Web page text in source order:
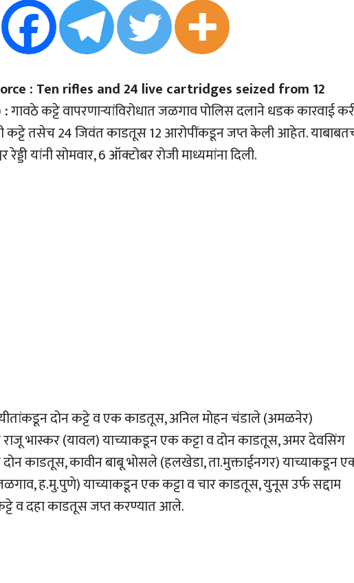
: Ten rifles and 24 live cartridges seized from 12
:गावठे कट्टे वापरणार्‍यांविरोधात जळगाव पोलिस दलाने धडक कारवाई
कट्टे तसेच 24 जिवंत काडतूस 12 आरोपींकडून जप्त केली आहेत.
यांनी सोमवार, 6 ऑक्टोबर रोजी माध्यमांना दिली.
दोन कट्टे व एक काडतूस, अनिल मोहन चंडाले (अमळनेर)
भास्कर (यावल) याच्याकडून एक कट्टा व दोन काडतूस, अमर देवसिंग
काडतूस, कावीन बाबू भोसले (हलखेडा, ता.मुक्ताईनगर) याच्याकडून
ह.मु.पुणे) याच्याकडून एक कट्टा व चार काडतूस, युनूस उर्फ सद्दाम
व दहा काडतूस जप्त करण्यात आले.